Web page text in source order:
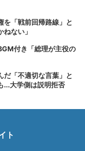
を「戦前回帰路線」と
ない」
付き「総理が主役の
だ「不適切な言葉」と
大学側は説明拒否
ト